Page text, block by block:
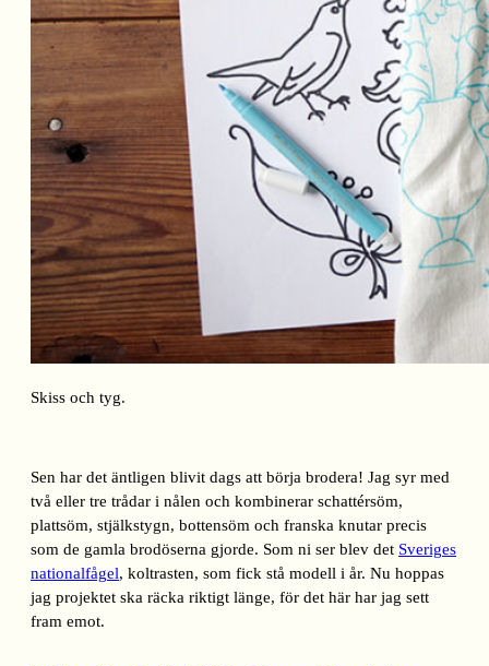
Skiss och tyg.
Sen har det äntligen blivit dags att börja brodera! Jag syr med
två eller tre trådar i nålen och kombinerar schattérsöm,
plattsöm, stjälkstygn, bottensöm och franska knutar precis
som de gamla brodöserna gjorde. Som ni ser blev det Sveriges
nationalfågel, koltrasten, som fick stå modell i år. Nu hoppas
jag projektet ska räcka riktigt länge, för det här har jag sett
fram emot.